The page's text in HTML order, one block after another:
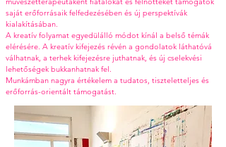
saját erőforrásaik felfedezésében és új perspektívák
kialakításában.
A kreatív folyamat egyedülálló módot kínál a belső témák
elérésére. A kreatív kifejezés révén a gondolatok láthatóvá
válhatnak, a terhek kifejezésre juthatnak, és új cselekvési
lehetőségek bukkanhatnak fel.
Munkámban nagyra értékelem a tudatos, tiszteletteljes és
erőforrás-orientált támogatást.